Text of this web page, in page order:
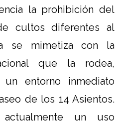
la prohibición del
cultos diferentes al
se mimetiza con la
que la rodea,
un entorno inmediato
de los 14 Asientos.
un uso